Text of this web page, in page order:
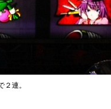
連。